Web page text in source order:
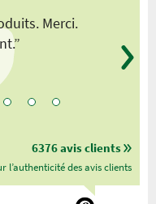
Merci.
6376 avis clients
l’authenticité des avis clients